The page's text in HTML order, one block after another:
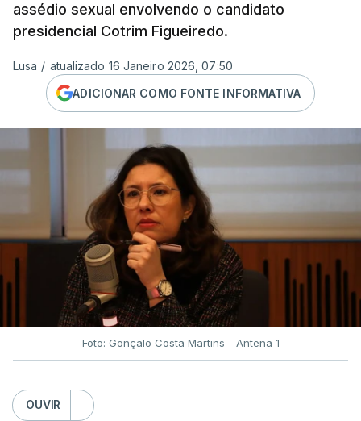
assédio sexual envolvendo o candidato
presidencial Cotrim Figueiredo.
Lusa / atualizado 16 Janeiro 2026, 07:50
ADICIONAR COMO FONTE INFORMATIVA
Foto: Gonçalo Costa Martins - Antena 1
OUVIR